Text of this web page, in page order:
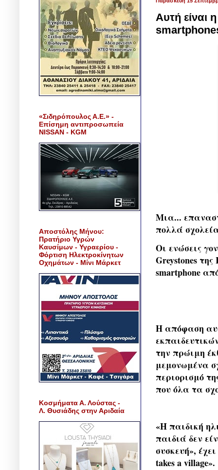
Αυτή είναι
Μια...
πολλά
Οι ενώσεις
Greystones
smartphone
Η απόφαση
την πρώιμη
μεμονωμένα
περιορισμό
που όλα τα
«Η παιδική
παιδιά δεν
συσκευή»,
takes a village».
«Σιδηρόπουλος Α.Ε.» -
Επίσημη αντιπροσωπεία
NISSAN - KGM
Αποστόλης Μήνου:
Πρατήριο Υγρών
Καυσίμων - Υγραερίου -
Φόρτιση Ηλεκτροκίνητων
Οχημάτων - Μίνι Μάρκετ
Κοσμήματα Α. Λούστας -
Λ. Θυσιάδης στην Αριδαία